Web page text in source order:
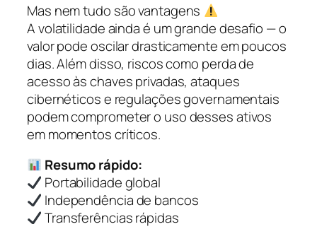
Mas nem tudo são vantagens
A volatilidade ainda é um grande desafio — o
valor pode oscilar drasticamente em poucos
dias. Além disso, riscos como perda de
acesso às chaves privadas, ataques
cibernéticos e regulações governamentais
podem comprometer o uso desses ativos
em momentos críticos.
Resumo rápido:
Portabilidade global
Independência de bancos
Transferências rápidas